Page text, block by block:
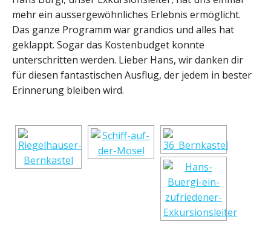
mehr ein aussergewöhnliches Erlebnis ermöglicht.
Das ganze Programm war grandios und alles hat
geklappt. Sogar das Kostenbudget konnte
unterschritten werden. Lieber Hans, wir danken dir
für diesen fantastischen Ausflug, der jedem in bester
Erinnerung bleiben wird.